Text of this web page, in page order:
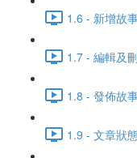
1.6 - 新增故
1.7 - 編輯及
1.8 - 發佈故
1.9 - 文章狀